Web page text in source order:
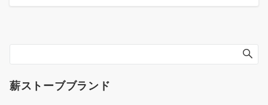
薪ストーブブランド